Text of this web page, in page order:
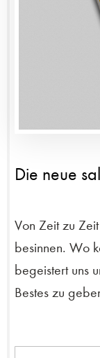
Die neue
Von Zeit zu
besinnen. Wo
begeistert uns
Bestes zu